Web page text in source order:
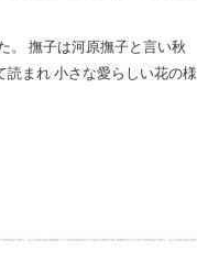
。 撫子は河原撫子と言い秋
まれ 小さな愛らしい花の様